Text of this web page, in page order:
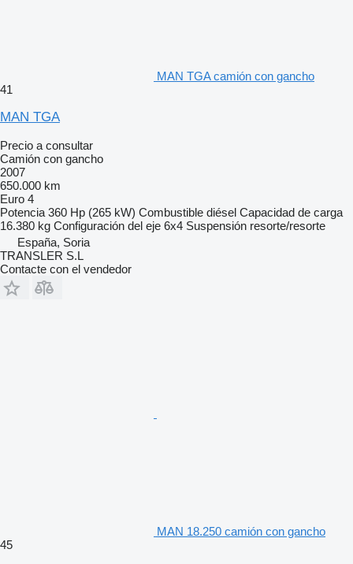
MAN TGA camión con gancho
41
MAN TGA
Precio a consultar
Camión con gancho
2007
650.000 km
Euro 4
Potencia 360 Hp (265 kW) Combustible diésel Capacidad de carga
16.380 kg Configuración del eje 6x4 Suspensión resorte/resorte
España, Soria
TRANSLER S.L
Contacte con el vendedor
MAN 18.250 camión con gancho
45